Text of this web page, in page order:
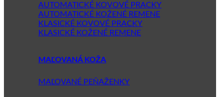
AUTOMATICKÉ KOVOVÉ PRACKY
AUTOMATICKÉ KOŽENÉ REMENE
KLASICKÉ KOVOVÉ PRACKY
KLASICKÉ KOŽENÉ REMENE
MAĽOVANÁ KOŽA
MAĽOVANÉ PEŇAŽENKY